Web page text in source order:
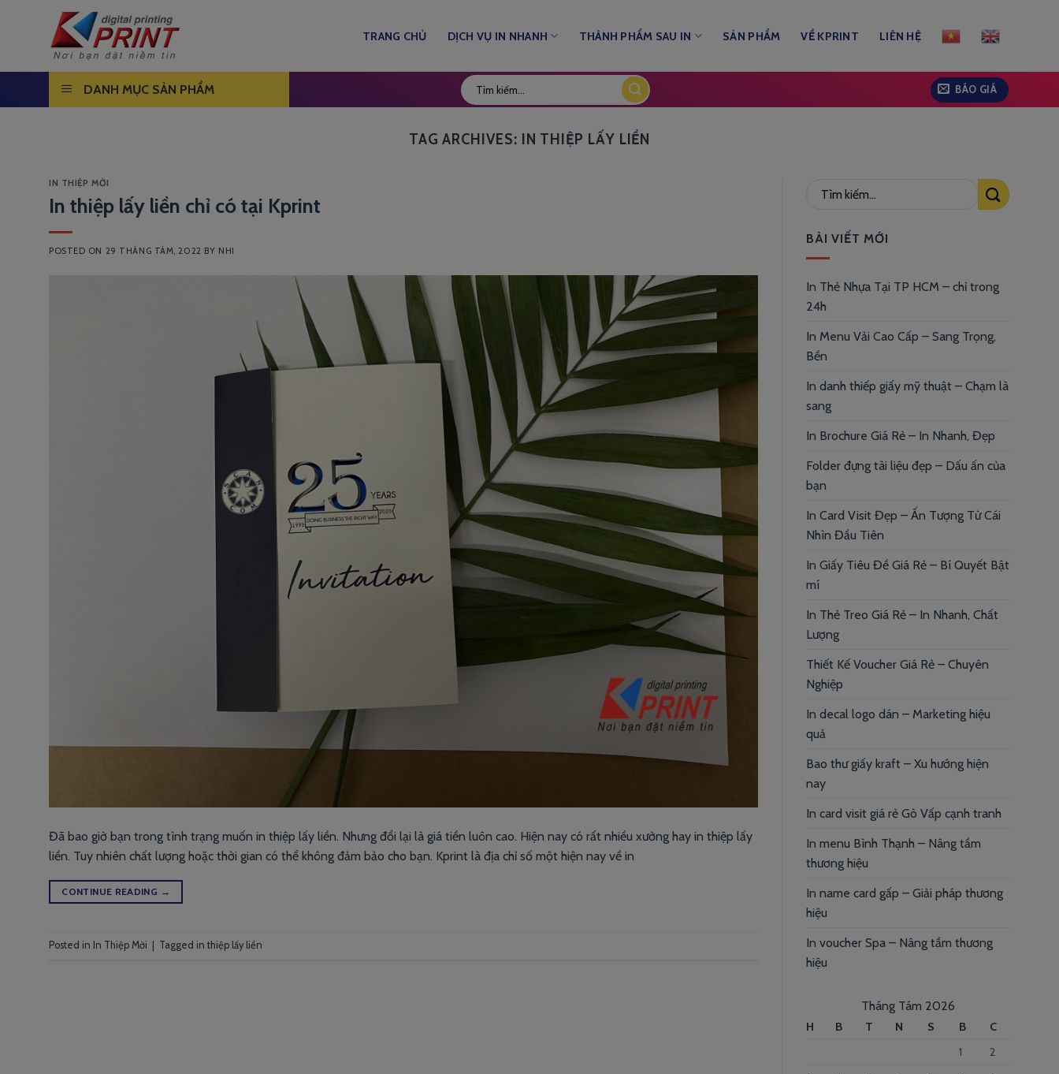
TRANG CHỦ DỊCH VỤ IN NHANH THÀNH PHẨM SAU IN SẢN PHẨM VỀ KPRINT LIÊN HỆ
DANH MỤC SẢN PHẨM BÁO GIÁ
TAG ARCHIVES: IN THIỆP LẤY LIỀN
IN THIỆP MỜI
In thiệp lấy liền chỉ có tại Kprint
POSTED ON 29 THÁNG TÁM, 2022 BY NHI
Đã bao giờ bạn trong tình trạng muốn in thiệp lấy liền. Nhưng đổi lại là giá tiền luôn cao. Hiện nay có rất nhiều xưởng hay in thiệp lấy
liền. Tuy nhiên chất lượng hoặc thời gian có thể không đảm bảo cho bạn. Kprint là địa chỉ số một hiện nay về in
CONTINUE READING →
Posted in In Thiệp Mời Tagged in thiệp lấy liền
BÀI VIẾT MỚI
In Thẻ Nhựa Tại TP HCM – chỉ trong
24h
In Menu Vải Cao Cấp – Sang Trọng,
Bền
In danh thiếp giấy mỹ thuật – Chạm là
sang
In Brochure Giá Rẻ – In Nhanh, Đẹp
Folder đựng tài liệu đẹp – Dấu ấn của
bạn
In Card Visit Đẹp – Ấn Tượng Từ Cái
Nhìn Đầu Tiên
In Giấy Tiêu Đề Giá Rẻ – Bí Quyết Bật
mí
In Thẻ Treo Giá Rẻ – In Nhanh, Chất
Lượng
Thiết Kế Voucher Giá Rẻ – Chuyên
Nghiệp
In decal logo dán – Marketing hiệu
quả
Bao thư giấy kraft – Xu hướng hiện
nay
In card visit giá rẻ Gò Vấp cạnh tranh
In menu Bình Thạnh – Nâng tầm
thương hiệu
In name card gấp – Giải pháp thương
hiệu
In voucher Spa – Nâng tầm thương
hiệu
Tháng Tám 2026
H B T N S B
C
1
2